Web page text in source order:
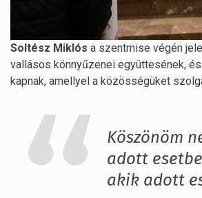
Soltész Miklós a szentmise végén
vallásos könnyűzenei együttesének,
kapnak, amellyel a közösségüket
Köszönöm
adott
akik adott